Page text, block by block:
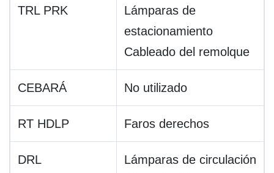
TRL PRK
Lámparas de
estacionamiento
Cableado del remolque
CEBARÁ No utilizado
RT HDLP Faros derechos
DRL
Lámparas de circulación